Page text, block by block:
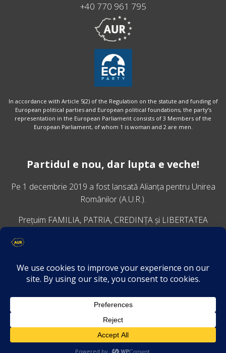
+40 770 961 795
In accordance with Article 5(2) of the Regulation on the statute and funding of
European political parties and European political foundations, the party’s
representation in the European Parliament consists of 3 Members of the
European Parliament, of whom 1 is woman and 2 are men.
Partidul e nou, dar lupta e veche!
Pe 1 decembrie 2019 a fost lansatăAlianța pentru Unirea
Românilor (A.U.R.).
Prețuim FAMILIA, PATRIA, CREDINȚA și LIBERTATEA
VINO ALĂTURI DE NOI
Descarcă aplicația Platforma AUR
Termeni și condiții de confidențialitate
GDPR